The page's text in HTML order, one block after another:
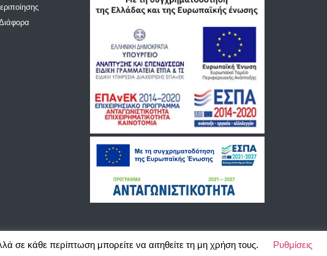
σε κάθε περίπτωση μπορείτε να αιτηθείτε τη μη χρήση τους. Ρυθμίσεις